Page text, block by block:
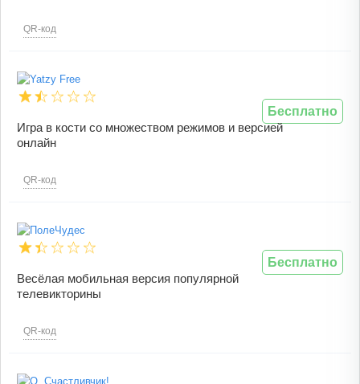
QR-код
Игра в кости со множеством режимов и версией
онлайн
QR-код
Бесплатно
Весёлая мобильная версия популярной
телевикторины
QR-код
Бесплатно